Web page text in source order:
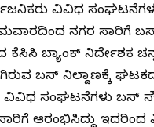
ವಿವಿಧ
ನಗರ ಸಾರಿಗೆ ಬಸ್
ಬ್ಯಾಂಕ್ ನಿರ್ದೇಶಕ
ಬಸ್ ನಿಲ್ದಾಣಕ್ಕೆ
ವಿವಿಧ ಸಂಘಟನೆಗಳು ಬಸ್
ಆರಂಭಿಸಿದ್ದು ಇದರಿಂದ